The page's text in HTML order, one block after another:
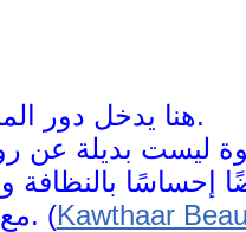
هنا يدخل دور.
ليست بديلة عن
إحساسًا
مع منتجات مزيل عرق بالمسك وآراء عملاء تذكر الرائحة والرضا عن الاستخدام. (Kawthaar